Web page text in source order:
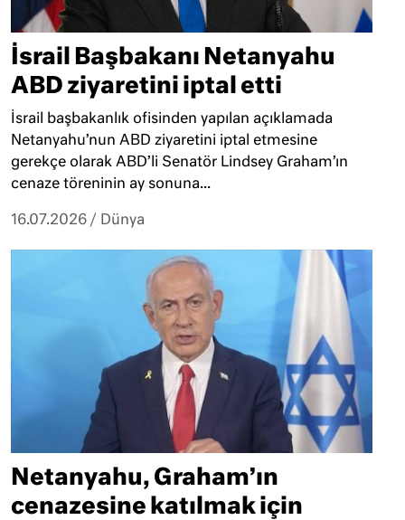
İsrail Başbakanı Netanyahu
ABD ziyaretini iptal etti
İsrail başbakanlık ofisinden yapılan açıklamada
Netanyahu’nun ABD ziyaretini iptal etmesine
gerekçe olarak ABD’li Senatör Lindsey Graham’ın
cenaze töreninin ay sonuna...
16.07.2026 / Dünya
Netanyahu, Graham’ın
cenazesine katılmak için